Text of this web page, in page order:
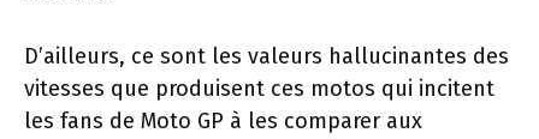
D’ailleurs, ce sont les valeurs hallucinantes des
vitesses que produisent ces motos qui incitent
les fans de Moto GP à les comparer aux